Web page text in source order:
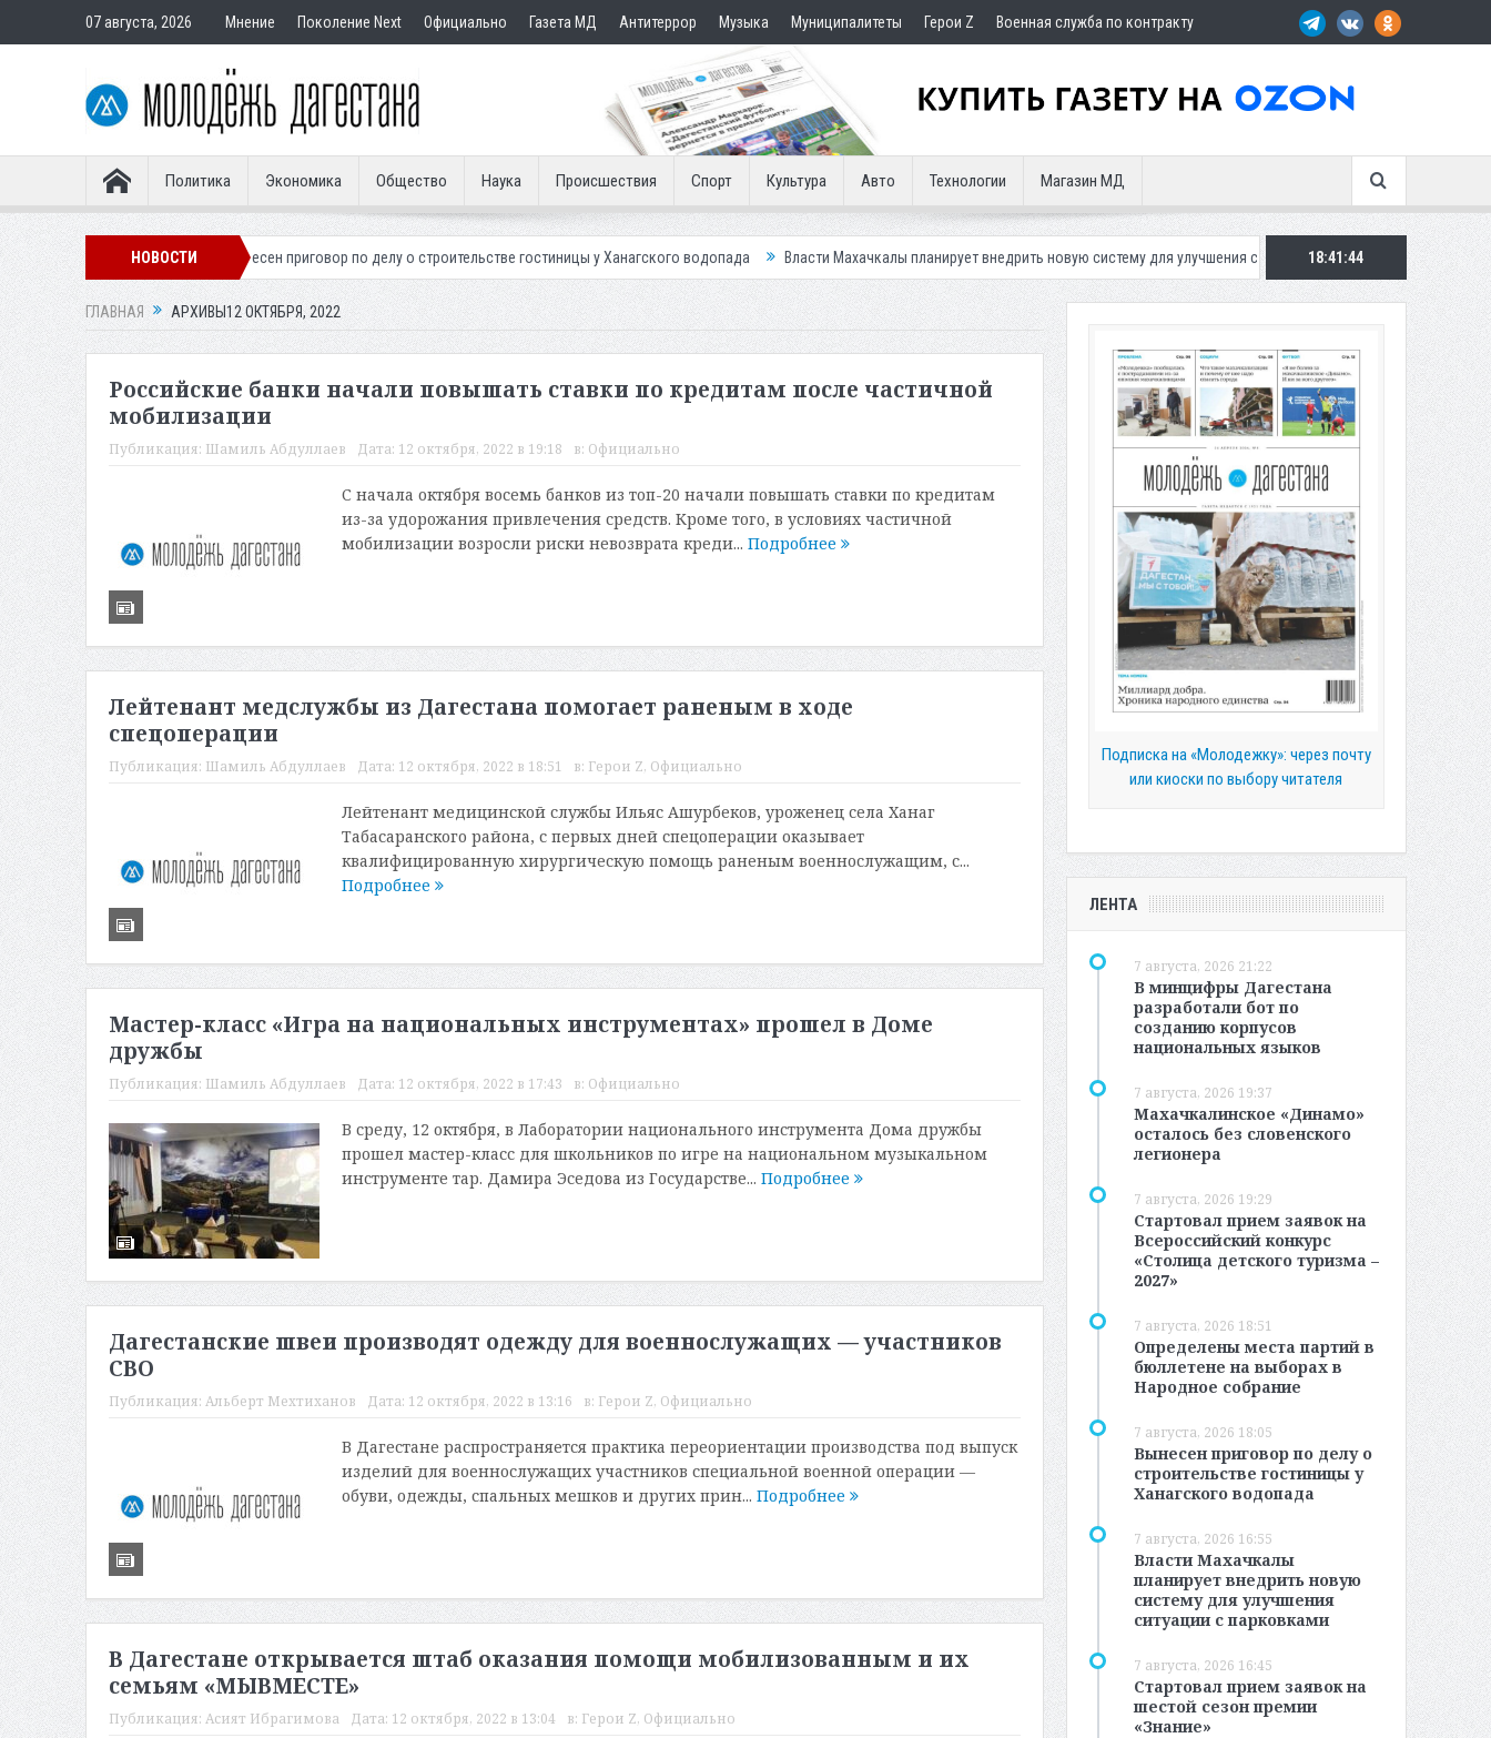
07 августа, 2026 Мнение Поколение Next Официально Газета МД Антитеррор Музыка Муниципалитеты Герои Z Военная служба по контракту
Политика Экономика Общество Наука Происшествия Спорт Культура Авто Технологии Магазин МД
НОВОСТИ
легионера Вынесен приговор по делу о строительстве гостиницы у Ханагского водопада Власти Махачкалы планирует внедрить новую систему для улучшения ситуации с парковками Махачкалинское
18:41:45
ГЛАВНАЯ АРХИВЫ12 ОКТЯБРЯ, 2022
Российские банки начали повышать ставки по кредитам после частичной
мобилизации
Публикация: Шамиль Абдуллаев Дата: 12 октября, 2022 в 19:18 в: Официально
С начала октября восемь банков из топ-20 начали повышать ставки по кредитам
из-за удорожания привлечения средств. Кроме того, в условиях частичной
мобилизации возросли риски невозврата креди... Подробнее
Лейтенант медслужбы из Дагестана помогает раненым в ходе
спецоперации
Публикация: Шамиль Абдуллаев Дата: 12 октября, 2022 в 18:51 в: Герои Z, Официально
Лейтенант медицинской службы Ильяс Ашурбеков, уроженец села Ханаг
Табасаранского района, с первых дней спецоперации оказывает
квалифицированную хирургическую помощь раненым военнослужащим, с...
Подробнее
Мастер-класс «Игра на национальных инструментах» прошел в Доме
дружбы
Публикация: Шамиль Абдуллаев Дата: 12 октября, 2022 в 17:43 в: Официально
В среду, 12 октября, в Лаборатории национального инструмента Дома дружбы
прошел мастер-класс для школьников по игре на национальном музыкальном
инструменте тар. Дамира Эседова из Государстве... Подробнее
Дагестанские швеи производят одежду для военнослужащих — участников
СВО
Публикация: Альберт Мехтиханов Дата: 12 октября, 2022 в 13:16 в: Герои Z, Официально
В Дагестане распространяется практика переориентации производства под выпуск
изделий для военнослужащих участников специальной военной операции —
обуви, одежды, спальных мешков и других прин... Подробнее
В Дагестане открывается штаб оказания помощи мобилизованным и их
семьям «МЫВМЕСТЕ»
Публикация: Асият Ибрагимова Дата: 12 октября, 2022 в 13:04 в: Герои Z, Официально
Подписка на «Молодежку»: через почту
или киоски по выбору читателя
ЛЕНТА
7 августа, 2026 21:22
В минцифры Дагестана
разработали бот по
созданию корпусов
национальных языков
7 августа, 2026 19:37
Махачкалинское «Динамо»
осталось без словенского
легионера
7 августа, 2026 19:29
Стартовал прием заявок на
Всероссийский конкурс
«Столица детского туризма –
2027»
7 августа, 2026 18:51
Определены места партий в
бюллетене на выборах в
Народное собрание
7 августа, 2026 18:05
Вынесен приговор по делу о
строительстве гостиницы у
Ханагского водопада
7 августа, 2026 16:55
Власти Махачкалы
планирует внедрить новую
систему для улучшения
ситуации с парковками
7 августа, 2026 16:45
Стартовал прием заявок на
шестой сезон премии
«Знание»